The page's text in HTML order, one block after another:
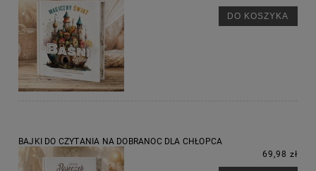
DO KOSZYKA
BAJKI DO CZYTANIA NA DOBRANOC DLA CHŁOPCA
69,98 zł